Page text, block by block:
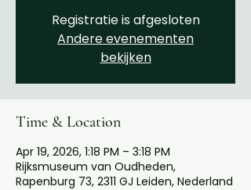
Registratie is afgesloten
Andere evenementen
bekijken
Time & Location
Apr 19, 2026, 1:18 PM – 3:18 PM
Rijksmuseum van Oudheden,
Rapenburg 73, 2311 GJ Leiden, Nederland